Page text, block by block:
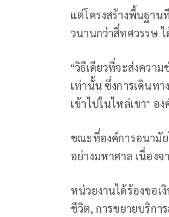
แต่โครงสร้างพื้นฐาน
วนานกว่าสี่ทศวรรษ
"วิธีเดียวที่จะส่งควา
เท่านั้น ซึ่งการเดินท
เข้าไปในไหล่เขา" อ
ขณะที่องค์การอนามัย
อย่างมหาศาล เนื่อง
หน่วยงานได้ร้องขอเ
ชีวิต, การขยายบริกา